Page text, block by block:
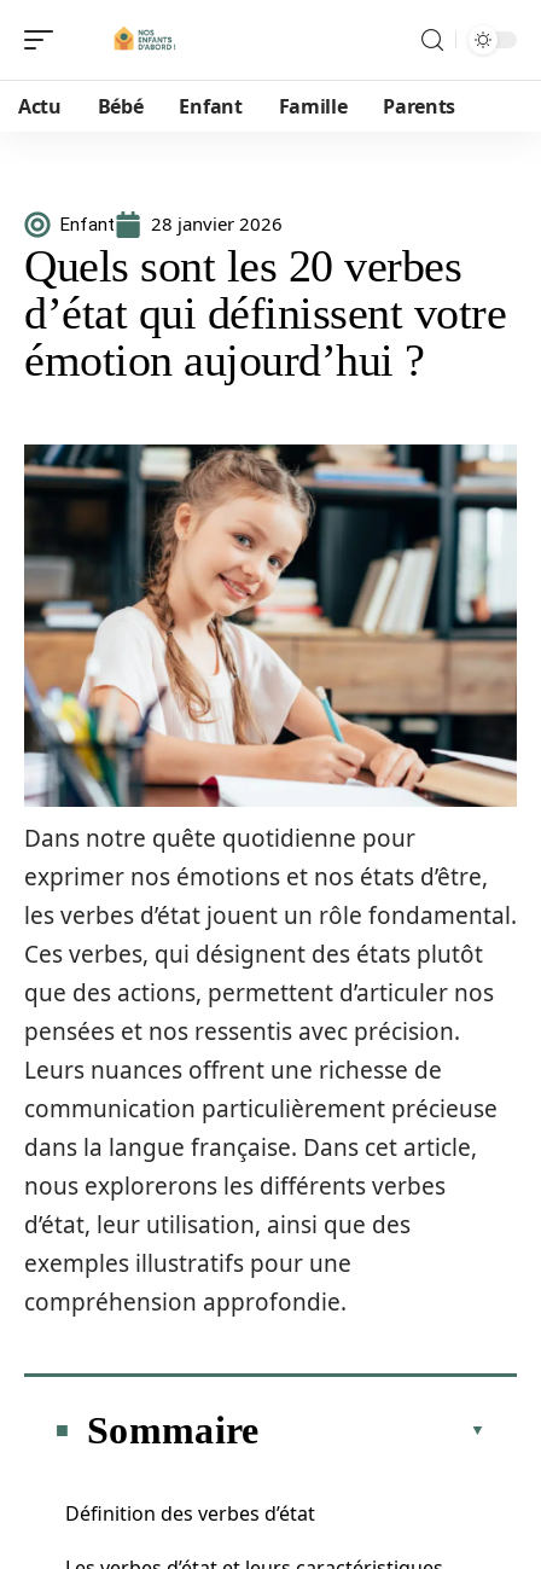
Actu Bébé Enfant Famille Parents
Enfant 28 janvier 2026
Quels sont les 20 verbes
d’état qui définissent votre
émotion aujourd’hui ?
Dans notre quête quotidienne pour
exprimer nos émotions et nos états d’être,
les verbes d’état jouent un rôle fondamental.
Ces verbes, qui désignent des états plutôt
que des actions, permettent d’articuler nos
pensées et nos ressentis avec précision.
Leurs nuances offrent une richesse de
communication particulièrement précieuse
dans la langue française. Dans cet article,
nous explorerons les différents verbes
d’état, leur utilisation, ainsi que des
exemples illustratifs pour une
compréhension approfondie.
Sommaire
Définition des verbes d’état